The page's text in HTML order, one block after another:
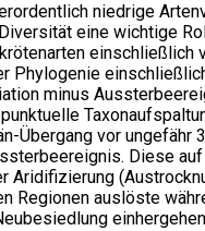
niedrige
eine wichtige
einschließlich
Phylogenie
minus
Übergang vor ungefähr
Diese
Aridifizierung
Regionen auslöste